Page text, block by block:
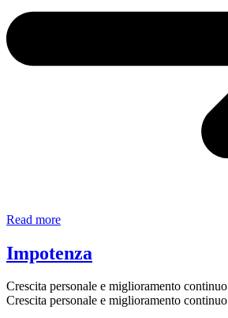
Read moreLa
bouquet
Impotenza
Crescita personale e miglioramento continuo
Crescita personale e miglioramento continuo